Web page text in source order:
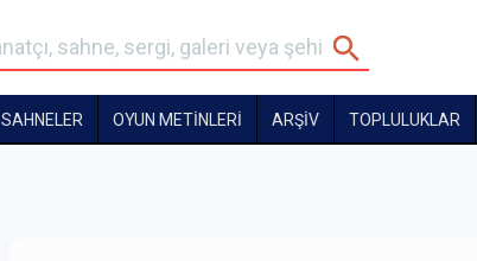
SAHNELER OYUN METİNLERİ ARŞİV TOPLULUKLAR